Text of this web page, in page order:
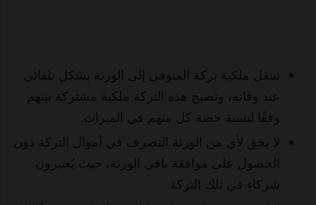
تنتقل ملكية تركة المتوفى إلى الورثة بشكل تلقائي
عند وفاته، وتصبح هذه التركة ملكية مشتركة بينهم
وفقًا لنسبة حصة كل منهم في الميراث.
لا يحق لأي من الورثة التصرف في أموال التركة دون
الحصول على موافقة باقي الورثة، حيث يُعتبرون
شركاء في تلك التركة.